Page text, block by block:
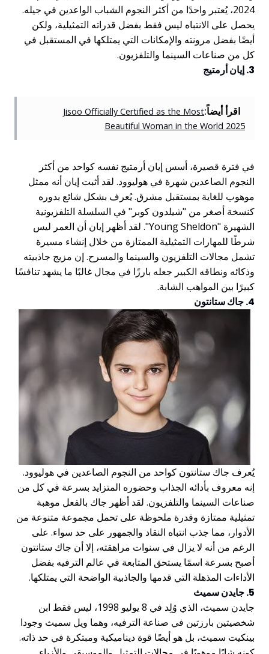
2024، يُعتبر واحدًا من أكثر النجوم الشباب الواعدين في جيله.
يحصل على الانتباه ليس فقط بفضل قدراته التمثيلية، ولكن
أيضًا بفضل مرونته والإمكانات التي يمتلكها في المستقبل في
كل من صناعات السينما والتلفزيون.
3. إيان أرمتيج
اقرأ أيضاً:Jisoo Officially Certified as the Most
Beautiful Woman in the World 2025
في فترة قصيرة، أسس إيان أرمتيج نفسه كواحد من أكثر
النجوم الصاعدين شهرة في هوليوود. لقد أثبت إيان أنه ممثل
موهوب للغاية بمستقبل مشرق. يُعرف بشكل شائع بدوره
كنسخة أصغر من "شيلدون كوبر" في السلسلة التلفزيونية
الشهيرة "Young Sheldon". لقد أظهر إيان أن العمر ليس
شرطًا للمهارات التمثيلية الممتازة من خلال إنشاء مسيرة
تشمل مجالات التلفزيون والسينما والمسرح. إن مزيج جاذبيته
وذكائه ونطاقه الكبير جعله بارزًا في مجال غالبًا ما يشهد تنافسًا
كبيرًا بين المواهب الشابة.
4. جاك ستانتون
يُعرف جاك ستانتون كواحد من النجوم الصاعدين في هوليوود.
إنه معروف بأدائه الجذاب وحضوره المتزايد بسرعة في كل من
صناعات السينما والتلفزيون. لقد أظهر جاك بالفعل موهبة
تمثيلية ممتازة وقدرة ملحوظة على تحمل مجموعة متنوعة من
الأدوار، مما جذب انتباه النقاد والجمهور على حد سواء. على
الرغم من أنه لا يزال في سنوات مراهقته، إلا أن جاك ستانتون
أصبح بسرعة اسمًا يستحق المتابعة في عالم الترفيه بفضل
الأداءات المذهلة التي قدمها والجاذبية الواضحة التي يمتلكها.
5. جايدن سميث
جايدن سميث، الذي وُلِد في 8 يوليو 1998، ليس فقط ابن
شخصيتين بارزتين في صناعة الترفيه، وهما ويل سميث وجودا
بينكيت سميث، بل هو أيضًا قوة ديناميكية ومبتكرة في حد ذاته.